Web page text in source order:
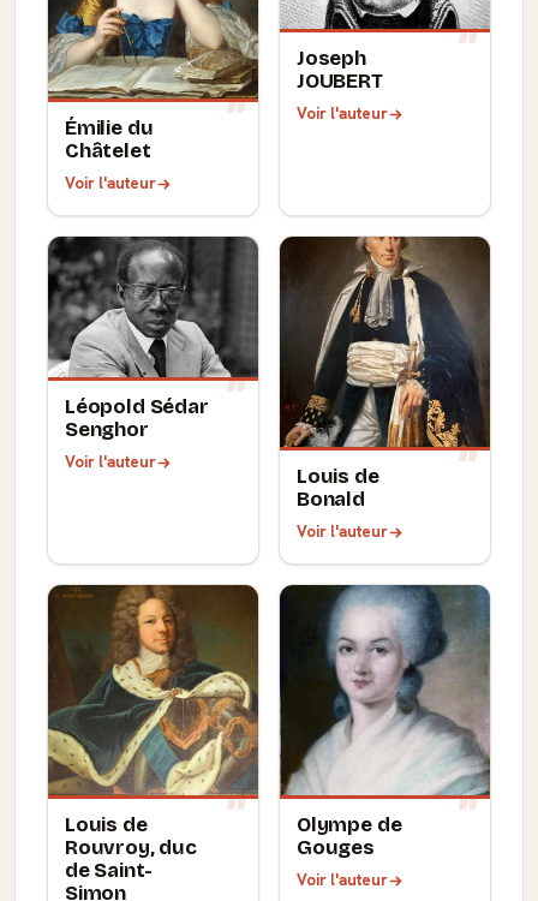
Émilie du
Châtelet
Voir l'auteur
Joseph
JOUBERT
Voir l'auteur
Léopold Sédar
Senghor
Voir l'auteur
Louis de
Bonald
Voir l'auteur
Louis de
Rouvroy, duc
de Saint-
Simon
Olympe de
Gouges
Voir l'auteur